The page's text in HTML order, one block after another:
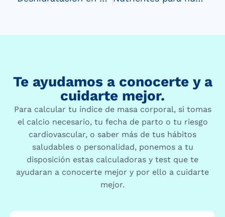
Te ayudamos a conocerte y a
cuidarte mejor.
Para calcular tu índice de masa corporal, si tomas
el calcio necesario, tu fecha de parto o tu riesgo
cardiovascular, o saber más de tus hábitos
saludables o personalidad, ponemos a tu
disposición estas calculadoras y test que te
ayudaran a conocerte mejor y por ello a cuidarte
mejor.